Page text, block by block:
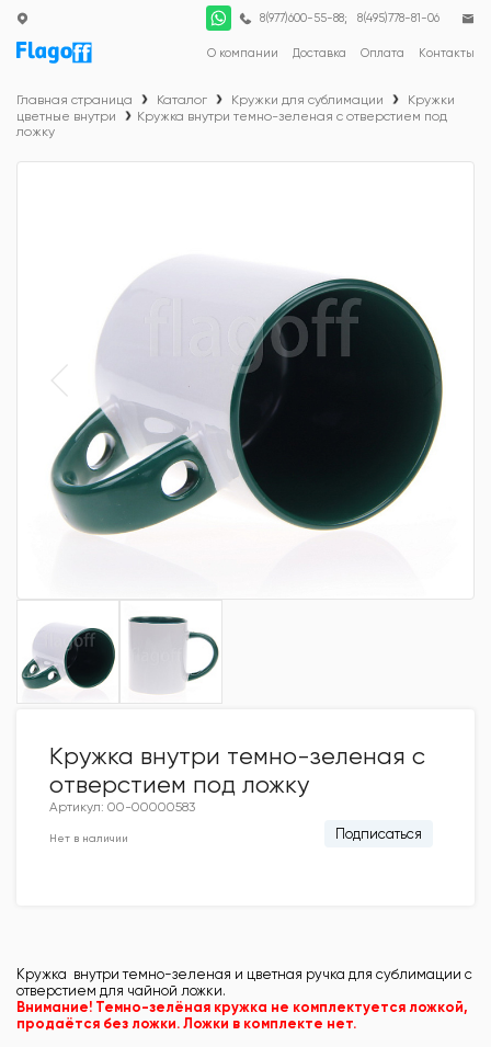
О компании Доставка Оплата Контакты
8(977)600-55-88; 8(495)778-81-06
Главная страница Каталог Кружки для сублимации
Кружки
цветные внутри
Кружка внутри темно-зеленая с отверстием под
ложку
Кружка внутри темно-зеленая с
отверстием под ложку
Артикул: 00-00000583
Нет в наличии Подписаться
Кружка внутри темно-зеленая и цветная ручка для сублимации с
отверстием для чайной ложки.
Внимание! Темно-зелёная кружка не комплектуется ложкой,
продаётся без ложки. Ложки в комплекте нет.